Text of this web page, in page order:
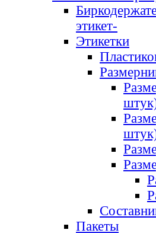
этикет-
Этикетки
Пакеты